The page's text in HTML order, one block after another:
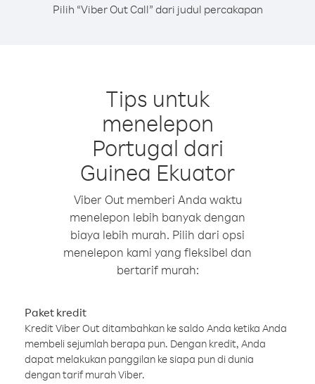
Pilih “Viber Out Call” dari judul percakapan
Tips untuk
menelepon
Portugal dari
Guinea Ekuator
Viber Out memberi Anda waktu
menelepon lebih banyak dengan
biaya lebih murah. Pilih dari opsi
menelepon kami yang fleksibel dan
bertarif murah:
Paket kredit
Kredit Viber Out ditambahkan ke saldo Anda ketika Anda
membeli sejumlah berapa pun. Dengan kredit, Anda
dapat melakukan panggilan ke siapa pun di dunia
dengan tarif murah Viber.